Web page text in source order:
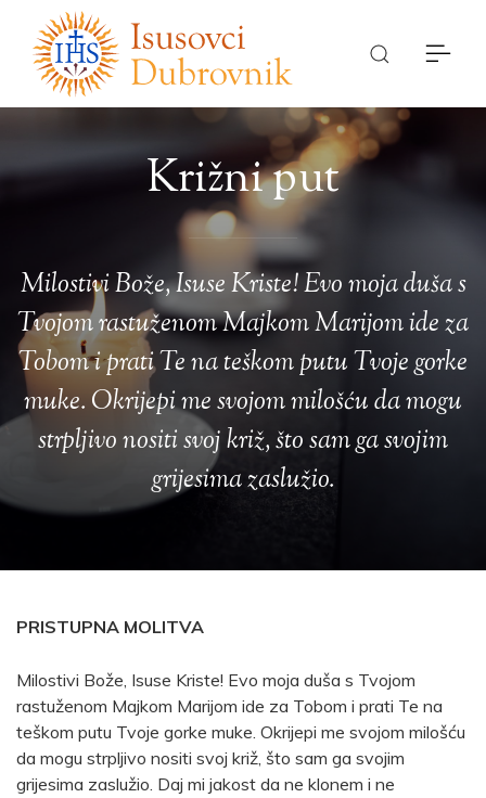
Križni put
Milostivi Bože, Isuse Kriste! Evo moja duša s
Tvojom rastuženom Majkom Marijom ide za
Tobom i prati Te na teškom putu Tvoje gorke
muke. Okrijepi me svojom milošću da mogu
strpljivo nositi svoj križ, što sam ga svojim
grijesima zaslužio.
PRISTUPNA MOLITVA
Milostivi Bože, Isuse Kriste! Evo moja duša s Tvojom
rastuženom Majkom Marijom ide za Tobom i prati Te na
teškom putu Tvoje gorke muke. Okrijepi me svojom milošću
da mogu strpljivo nositi svoj križ, što sam ga svojim
grijesima zaslužio. Daj mi jakost da ne klonem i ne